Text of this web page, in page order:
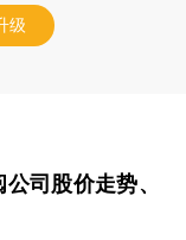
级
司股价走势、